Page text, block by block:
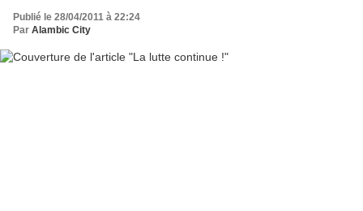
Publié le 28/04/2011 à 22:24
Par Alambic City